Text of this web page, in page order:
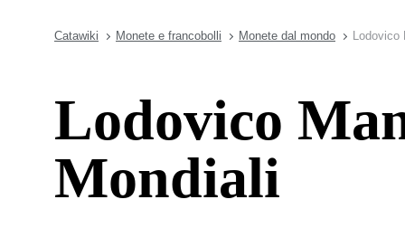
Catawiki Monete e francobolli Monete dal mondo Lodovico
Lodovico
Mondiali